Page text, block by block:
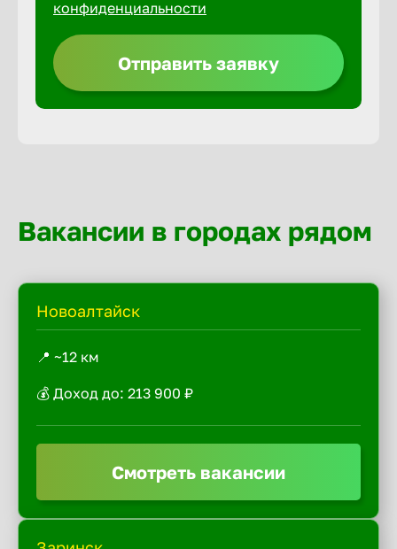
конфиденциальности
Отправить заявку
Вакансии в городах рядом
Новоалтайск
📍 ~12 км
💰 Доход до: 213 900 ₽
Смотреть вакансии